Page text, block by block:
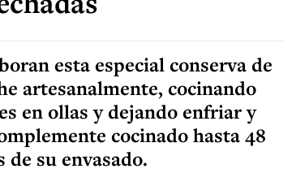
esta especial conserva de
artesanalmente, cocinando
en ollas y dejando enfriar y
cocinado hasta 48
de su envasado.